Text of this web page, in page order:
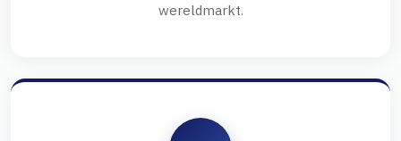
wereldmarkt.